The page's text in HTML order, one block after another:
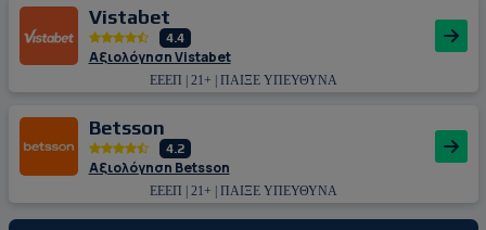
Vistabet
4.4
Αξιολόγηση Vistabet
ΕΕΕΠ | 21+ | ΠΑΙΞΕ ΥΠΕΥΘΥΝΑ
Betsson
4.2
Αξιολόγηση Betsson
ΕΕΕΠ | 21+ | ΠΑΙΞΕ ΥΠΕΥΘΥΝΑ